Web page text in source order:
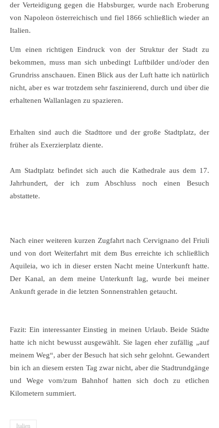
der Verteidigung gegen die Habsburger, wurde nach Eroberung
von Napoleon österreichisch und fiel 1866 schließlich wieder an
Italien.
Um einen richtigen Eindruck von der Struktur der Stadt zu
bekommen, muss man sich unbedingt Luftbilder und/oder den
Grundriss anschauen. Einen Blick aus der Luft hatte ich natürlich
nicht, aber es war trotzdem sehr faszinierend, durch und über die
erhaltenen Wallanlagen zu spazieren.
Erhalten sind auch die Stadttore und der große Stadtplatz, der
früher als Exerzierplatz diente.
Am Stadtplatz befindet sich auch die Kathedrale aus dem 17.
Jahrhundert, der ich zum Abschluss noch einen Besuch
abstattete.
Nach einer weiteren kurzen Zugfahrt nach Cervignano del Friuli
und von dort Weiterfahrt mit dem Bus erreichte ich schließlich
Aquileia, wo ich in dieser ersten Nacht meine Unterkunft hatte.
Der Kanal, an dem meine Unterkunft lag, wurde bei meiner
Ankunft gerade in die letzten Sonnenstrahlen getaucht.
Fazit: Ein interessanter Einstieg in meinen Urlaub. Beide Städte
hatte ich nicht bewusst ausgewählt. Sie lagen eher zufällig „auf
meinem Weg“, aber der Besuch hat sich sehr gelohnt. Gewandert
bin ich an diesem ersten Tag zwar nicht, aber die Stadtrundgänge
und Wege vom/zum Bahnhof hatten sich doch zu etlichen
Kilometern summiert.
Italien